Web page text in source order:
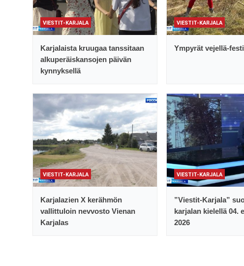
VIESTIT-KARJALA
Karjalaista kruugaa tanssitaan
alkuperäiskansojen päivän
kynnyksellä
VIESTIT-KARJALA
Ympyrät vejellä-
VIESTIT-KARJALA
Karjalazien X kerähmön
vallittuloin nevvosto Vienan
Karjalas
VIESTIT-KARJALA
”Viestit-Karjala”
karjalan kielellä 04.
2026